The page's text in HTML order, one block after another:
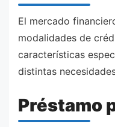
El mercado
modalidades de
características
distintas
Préstamo